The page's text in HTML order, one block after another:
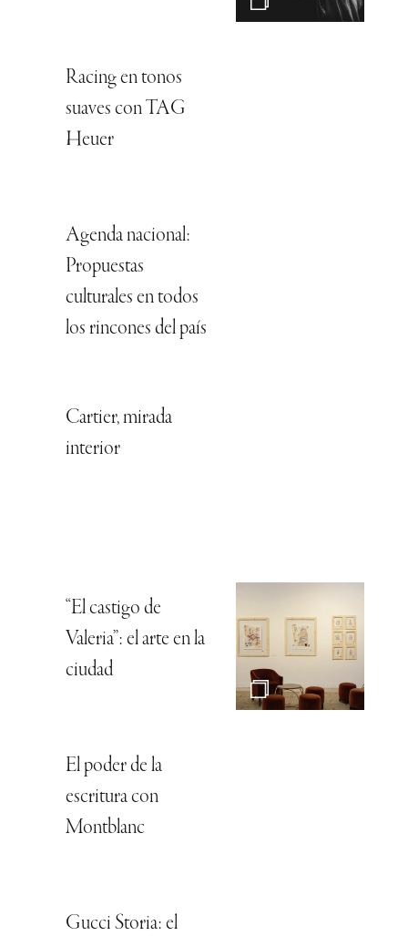
Racing en tonos
suaves con TAG
Heuer
Agenda nacional:
Propuestas
culturales en todos
los rincones del país
Cartier, mirada
interior
“El castigo de
Valeria”: el arte en la
ciudad
El poder de la
escritura con
Montblanc
Gucci Storia: el